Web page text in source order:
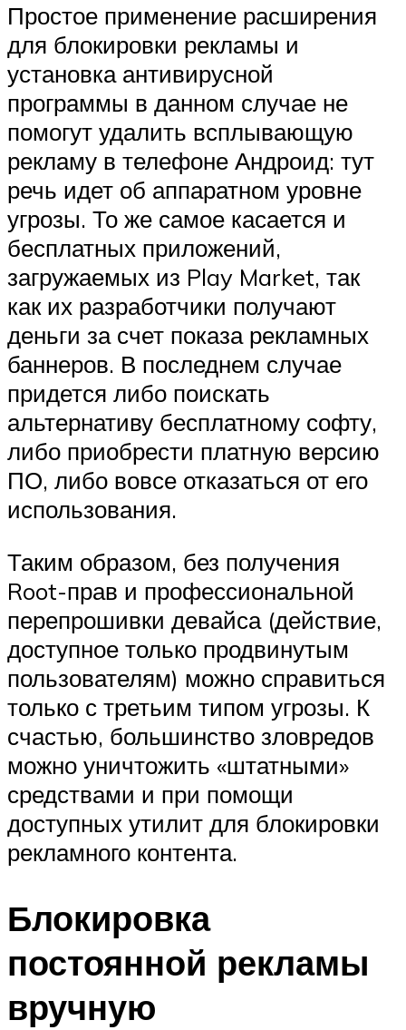
Простое применение расширения
для блокировки рекламы и
установка антивирусной
программы в данном случае не
помогут удалить всплывающую
рекламу в телефоне Андроид: тут
речь идет об аппаратном уровне
угрозы. То же самое касается и
бесплатных приложений,
загружаемых из Play Market, так
как их разработчики получают
деньги за счет показа рекламных
баннеров. В последнем случае
придется либо поискать
альтернативу бесплатному софту,
либо приобрести платную версию
ПО, либо вовсе отказаться от его
использования.
Таким образом, без получения
Root-прав и профессиональной
перепрошивки девайса (действие,
доступное только продвинутым
пользователям) можно справиться
только с третьим типом угрозы. К
счастью, большинство зловредов
можно уничтожить «штатными»
средствами и при помощи
доступных утилит для блокировки
рекламного контента.
Блокировка
постоянной рекламы
вручную